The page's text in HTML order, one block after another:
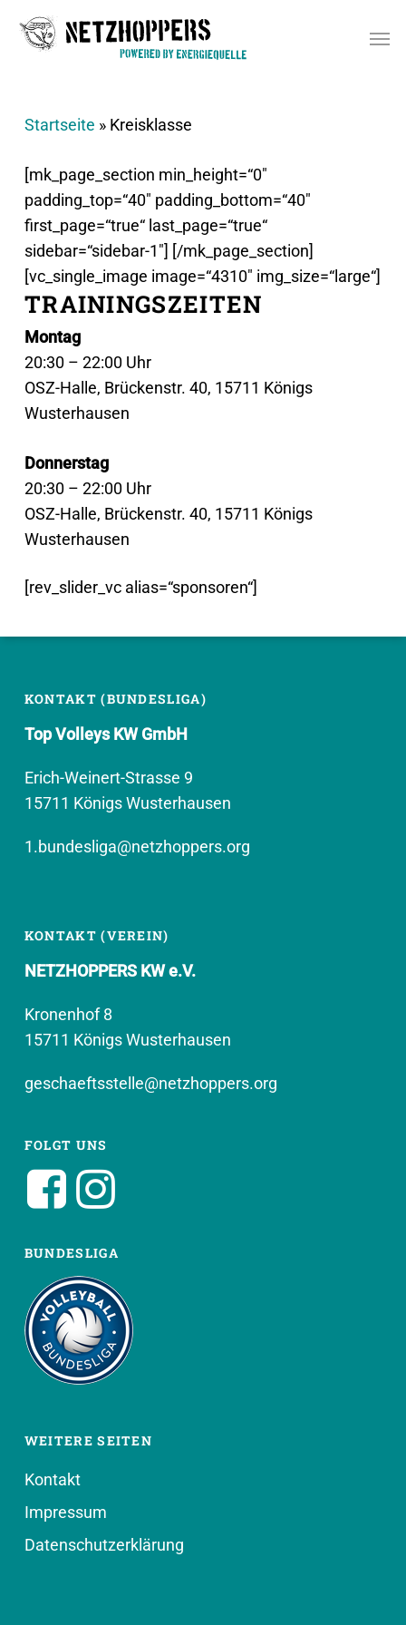
Startseite » Kreisklasse
[mk_page_section min_height=“0″
padding_top=“40″ padding_bottom=“40″
first_page=“true“ last_page=“true“
sidebar=“sidebar-1″]
[vc_single_image image=“4310″ img_size=“large“]
TRAININGSZEITEN
Montag
20:30 – 22:00 Uhr
OSZ-Halle, Brückenstr. 40, 15711 Königs
Wusterhausen
Donnerstag
20:30 – 22:00 Uhr
OSZ-Halle, Brückenstr. 40, 15711 Königs
Wusterhausen
[/mk_page_section]
[rev_slider_vc alias=“sponsoren“]
KONTAKT (BUNDESLIGA)
Top Volleys KW GmbH
Erich-Weinert-Strasse 9
15711 Königs Wusterhausen
1.bundesliga@netzhoppers.org
KONTAKT (VEREIN)
NETZHOPPERS KW e.V.
Kronenhof 8
15711 Königs Wusterhausen
geschaeftsstelle@netzhoppers.org
FOLGT UNS
BUNDESLIGA
WEITERE SEITEN
Kontakt
Impressum
Datenschutzerklärung